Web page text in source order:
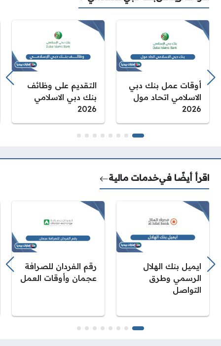
أوقات عمل بنك دبي
الاسلامي اتحاد مول
2026
التقديم على وظائف
بنك دبي الاسلامي
2026
اقرأ أيضًا فيخدمات مالية
ايميل بنك الهلال
الرسمي وطرق
التواصل
رقم الفردان للصرافة
عجمان وأوقات العمل